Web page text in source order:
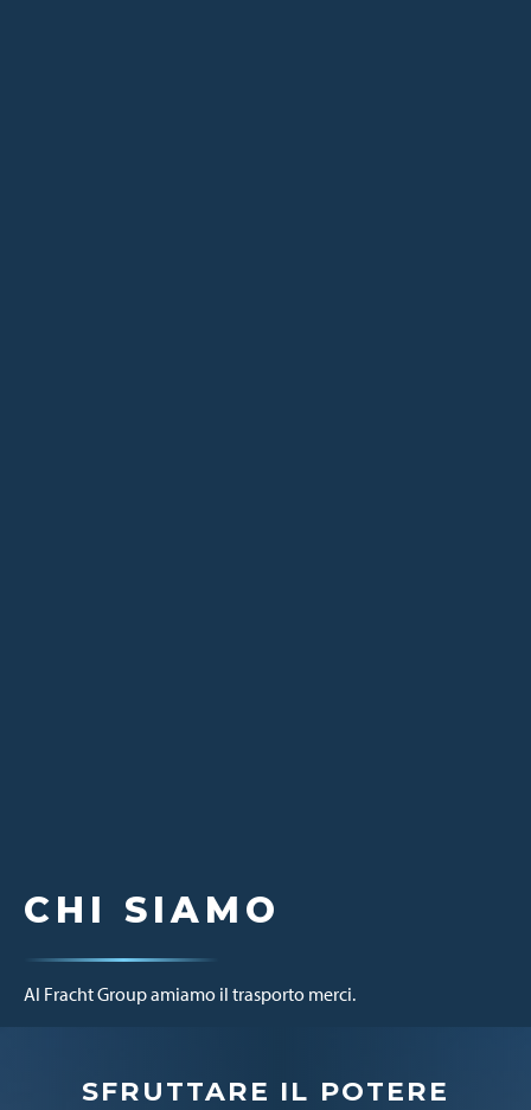
CHI SIAMO
Al Fracht Group amiamo il trasporto merci.
SFRUTTARE IL POTERE